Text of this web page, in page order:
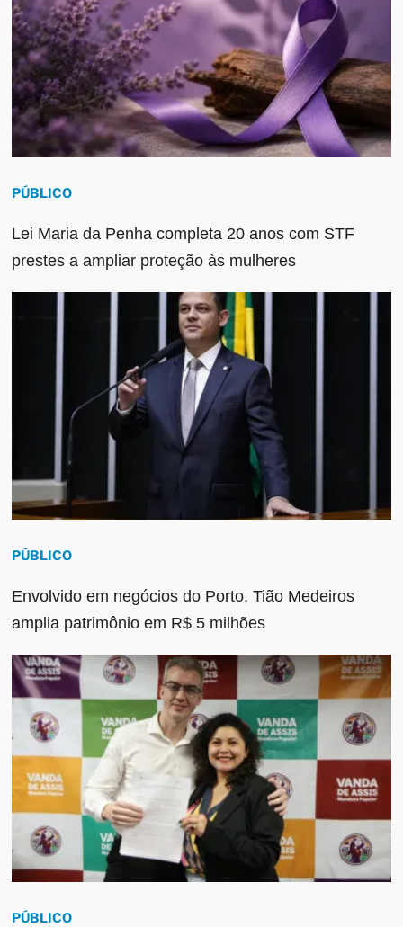
PÚBLICO
Lei Maria da Penha completa 20 anos com STF
prestes a ampliar proteção às mulheres
PÚBLICO
Envolvido em negócios do Porto, Tião Medeiros
amplia patrimônio em R$ 5 milhões
PÚBLICO